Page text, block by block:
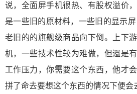
说，全面屏手机很热、有股权溢价
是一些旧的原材料，一些旧的显示
老旧的的旗舰级商品向下倒。上下
机，一些技术性较为难做，但還是
工作压力，你需要这个东西，他才
拼了命去要想这个东西的情况下便会